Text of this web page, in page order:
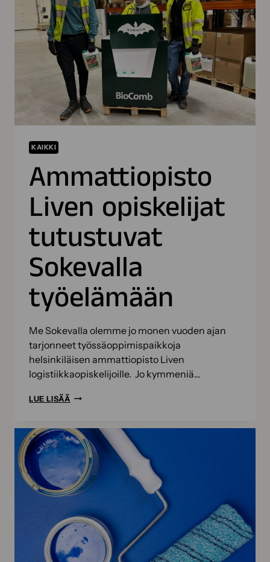
ASIAT
SINUN
KANNATTAA
TIETÄÄ
BIOKOMPPAUKSESTA!
KAIKKI
Ammattiopisto
Liven opiskelijat
tutustuvat
Sokevalla
työelämään
Me Sokevalla olemme jo monen vuoden ajan
tarjonneet työssäoppimispaikkoja
helsinkiläisen ammattiopisto Liven
logistiikkaopiskelijoille. Jo kymmeniä…
LUE LISÄÄ AMMATTIOPISTO
TUTUSTUVAT
SOKEVALLA
TYÖELÄMÄÄN